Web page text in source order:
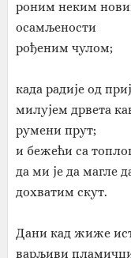
роним неким
осамљености
рођеним чулом;
када радије од
милујем дрвета
румени прут;
и бежећи са
да ми је да магле
дохватим скут.
Дани кад жиже
варљиви